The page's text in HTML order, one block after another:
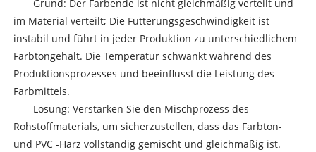
Grund: Der Farbende ist nicht gleichmäßig verteilt und
im Material verteilt; Die Fütterungsgeschwindigkeit ist
instabil und führt in jeder Produktion zu unterschiedlichem
Farbtongehalt. Die Temperatur schwankt während des
Produktionsprozesses und beeinflusst die Leistung des
Farbmittels.
Lösung: Verstärken Sie den Mischprozess des
Rohstoffmaterials, um sicherzustellen, dass das Farbton-
und PVC -Harz vollständig gemischt und gleichmäßig ist.